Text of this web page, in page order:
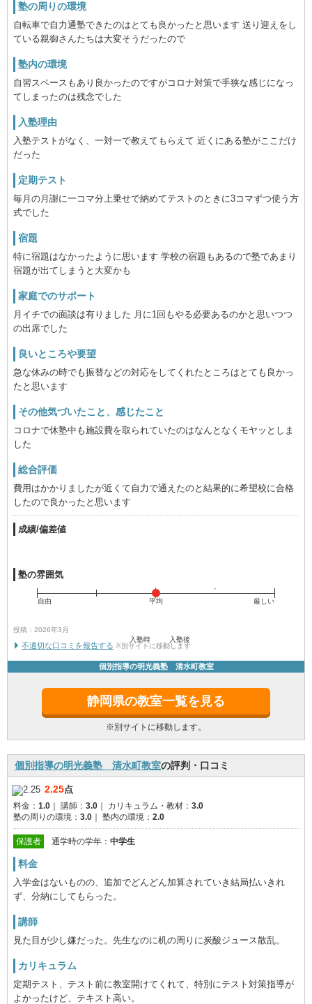
塾の周りの環境
自転車で自力通塾できたのはとても良かったと思います 送り迎えをし
ている親御さんたちは大変そうだったので
塾内の環境
自習スペースもあり良かったのですがコロナ対策で手狭な感じになっ
てしまったのは残念でした
入塾理由
入塾テストがなく、一対一で教えてもらえて 近くにある塾がここだけ
だった
定期テスト
毎月の月謝に一コマ分上乗せで納めてテストのときに3コマずつ使う方
式でした
宿題
特に宿題はなかったように思います 学校の宿題もあるので塾であまり
宿題が出てしまうと大変かも
家庭でのサポート
月イチでの面談は有りました 月に1回もやる必要あるのかと思いつつ
の出席でした
良いところや要望
急な休みの時でも振替などの対応をしてくれたところはとても良かっ
たと思います
その他気づいたこと、感じたこと
コロナで休塾中も施設費を取られていたのはなんとなくモヤッとしま
した
総合評価
費用はかかりましたが近くて自力で通えたのと結果的に希望校に合格
したので良かったと思います
成績/偏差値
入塾時 入塾後
塾の雰囲気
自由 平均 厳しい
投稿：2026年3月
不適切な口コミを報告する ※別サイトに移動します
個別指導の明光義塾 清水町教室
静岡県の教室一覧を見る
※別サイトに移動します。
個別指導の明光義塾 清水町教室の評判・口コミ
2.25点
料金： 1.0 講師： 3.0 カリキュラム・教材： 3.0
塾の周りの環境： 3.0 塾内の環境： 2.0
保護者 通学時の学年： 中学生
料金
入学金はないものの、追加でどんどん加算されていき結局払いきれ
ず、分納にしてもらった。
講師
見た目が少し嫌だった。先生なのに机の周りに炭酸ジュース散乱。
カリキュラム
定期テスト、テスト前に教室開けてくれて、特別にテスト対策指導が
よかったけど、テキスト高い。